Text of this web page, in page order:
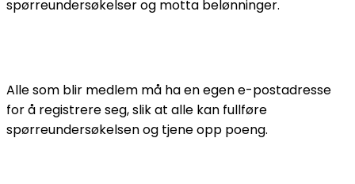
spørreundersøkelser og motta belønninger.
Alle som blir medlem må ha en egen e-postadresse
for å registrere seg, slik at alle kan fullføre
spørreundersøkelsen og tjene opp poeng.